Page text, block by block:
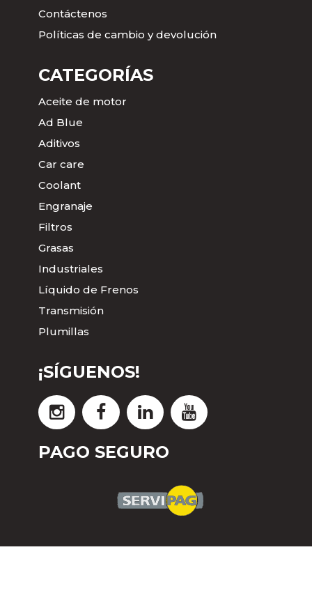
Contáctenos
Políticas de cambio y devolución
CATEGORÍAS
Aceite de motor
Ad Blue
Aditivos
Car care
Coolant
Engranaje
Filtros
Grasas
Industriales
Líquido de Frenos
Transmisión
Plumillas
¡SÍGUENOS!
PAGO SEGURO